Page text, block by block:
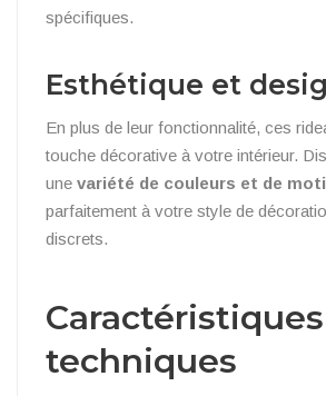
spécifiques.
Esthétique et
En plus de leur fonctionnalité, ces
touche décorative à votre intérieur.
une variété de couleurs et de
parfaitement à votre style de
discrets.
Caractéristiques
techniques